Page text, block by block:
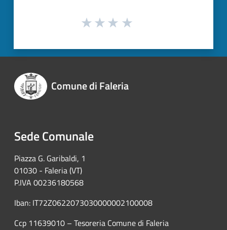
Comune di Faleria
Sede Comunale
Piazza G. Garibaldi, 1
01030 - Faleria (VT)
P.IVA 00236180568
Iban: IT72Z0622073030000002100008
Ccp 11639010 – Tesoreria Comune di Faleria